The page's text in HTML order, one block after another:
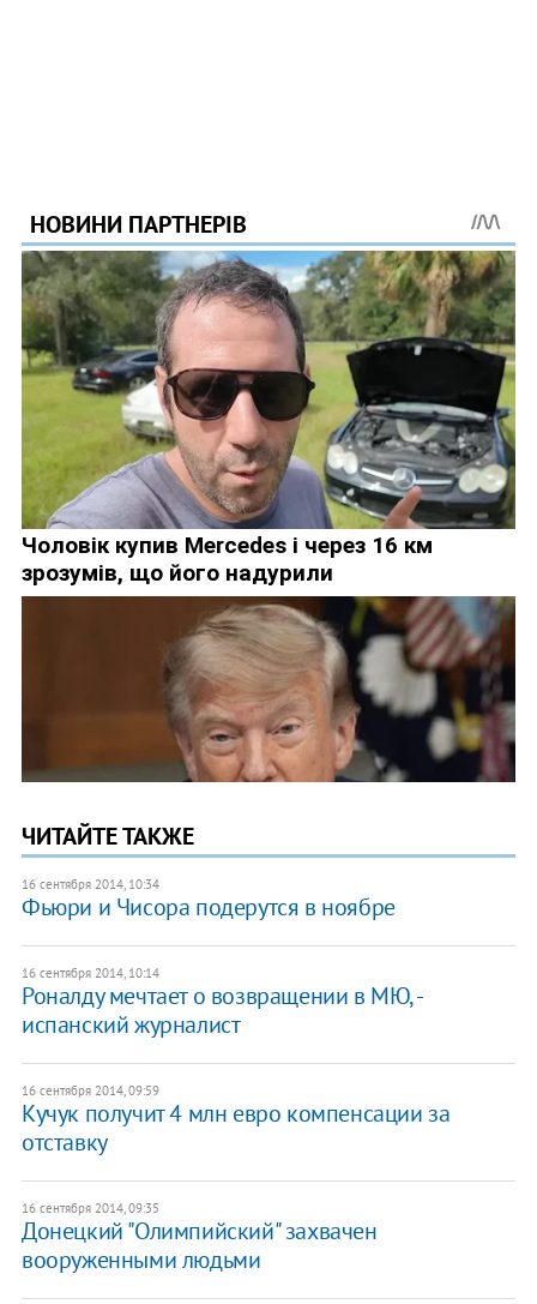
ЧИТАЙТЕ ТАКЖЕ
16 сентября 2014, 10:34
Фьюри и Чисора подерутся в ноябре
16 сентября 2014, 10:14
Роналду мечтает о возвращении в МЮ, -
испанский журналист
16 сентября 2014, 09:59
Кучук получит 4 млн евро компенсации за
отставку
16 сентября 2014, 09:35
Донецкий "Олимпийский" захвачен
вооруженными людьми